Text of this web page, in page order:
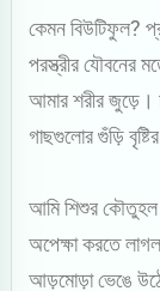
কেমন বিউটিফুল?
পরস্ত্রীর যৌবনের
আমার শরীর জুড়ে।
গাছগুলোর গুঁড়ি
আমি শিশুর কৌতুহল
অপেক্ষা করতে
আড়মোড়া ভেঙে